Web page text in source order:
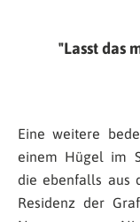
Lasst das
Eine weitere
einem Hügel im
die ebenfalls aus
Residenz der